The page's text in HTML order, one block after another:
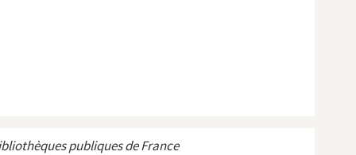
publiques de France